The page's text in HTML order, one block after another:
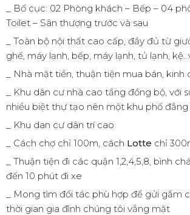
_ Bố cục: 02 Phòng khách – Bếp – 04
Toilet – Sân thượng trước và sau
_ Toàn bộ nội thất cao cấp, đầy đủ từ
ghế, máy lạnh, bếp, máy lạnh, tủ lạnh,
_ Nhà mặt tiền, thuận tiện mua bán, kinh
_ Khu dân cư nhà cao tầng đồng bộ, với
nhiều biệt thự tạo nên một khu phố
_ Khu dan cư dân trí cao
_ Cách chợ chỉ 100m, cách Lotte chỉ
_ Thuận tiện đi các quận 1,2,4,5,8, bình
đến 10 phút đi xe
_ Mong tìm đối tác phù hợp để gửi gắm
thời gian gia đình chúng tôi vắng mặt